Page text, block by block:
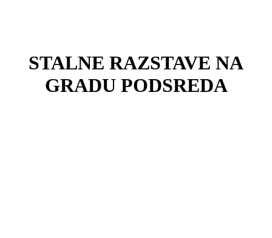
STALNE RAZSTAVE NA
GRADU PODSREDA